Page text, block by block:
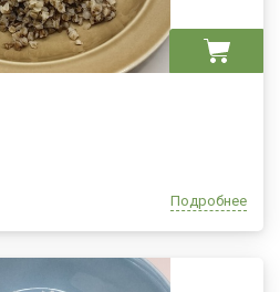
Подробнее